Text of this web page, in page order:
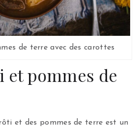
de terre avec des carottes
et pommes de
et des pommes de terre est un